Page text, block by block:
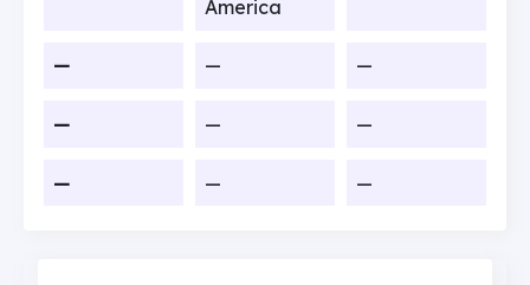
America
— — —
— — —
— — —